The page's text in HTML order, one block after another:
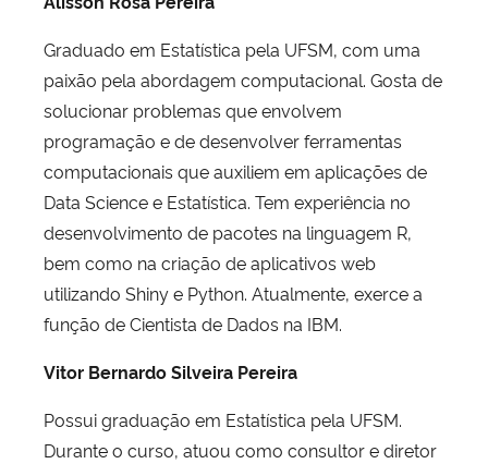
Graduado em Estatística pela UFSM, com uma
paixão pela abordagem computacional. Gosta de
solucionar problemas que envolvem
programação e de desenvolver ferramentas
computacionais que auxiliem em aplicações de
Data Science e Estatística. Tem experiência no
desenvolvimento de pacotes na linguagem R,
bem como na criação de aplicativos web
utilizando Shiny e Python. Atualmente, exerce a
função de Cientista de Dados na IBM.
Vitor Bernardo Silveira Pereira
Possui graduação em Estatística pela UFSM.
Durante o curso, atuou como consultor e diretor